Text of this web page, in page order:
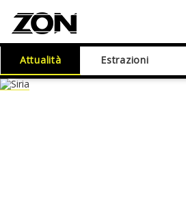
Attualità Estrazioni